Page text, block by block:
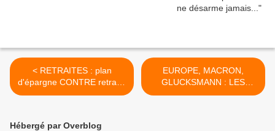
< RETRAITES : plan
d'épargne CONTRE retraite
par répartition
EUROPE, MACRON,
GLUCKSMANN : LES
VÉRITÉS CASH DE
Hébergé par Overblog